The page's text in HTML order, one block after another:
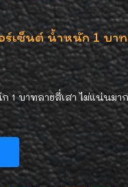
ร์เซ็นต์ น้ำหนัก 1 บา
1 บาทลายสี่เสา ไม่แน่นมา